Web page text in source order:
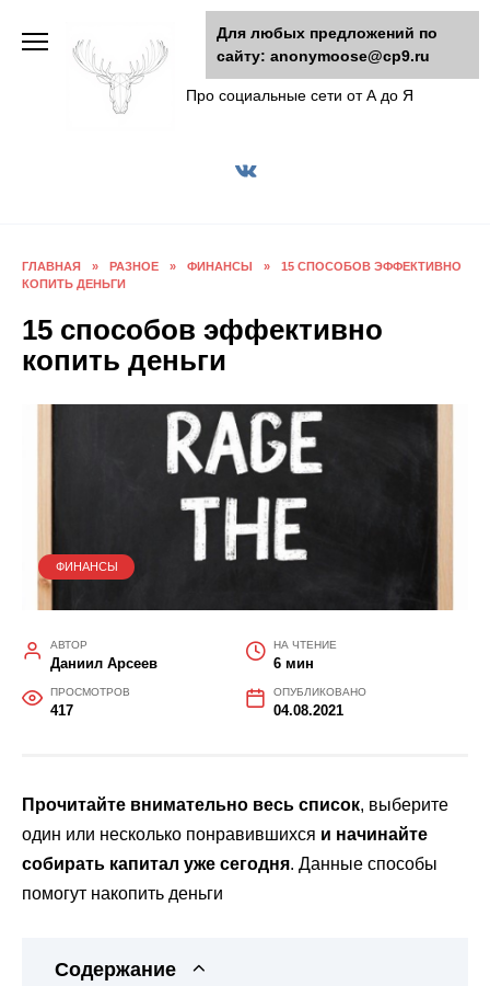
содержанию
AnonyMoose
Про социальные сети от А до Я
ГЛАВНАЯ » РАЗНОЕ » ФИНАНСЫ »
15 СПОСОБОВ ЭФФЕКТИВНО
КОПИТЬ ДЕНЬГИ
15 способов эффективно
копить деньги
ФИНАНСЫ
АВТОР
Даниил Арсеев
НА ЧТЕНИЕ
6 мин
ПРОСМОТРОВ
417
ОПУБЛИКОВАНО
04.08.2021
Прочитайте внимательно весь список, выберите
один или несколько понравившихся и начинайте
собирать капитал уже сегодня. Данные способы
помогут накопить деньги
Содержание
Для любых предложений по
сайту: anonymoose@cp9.ru